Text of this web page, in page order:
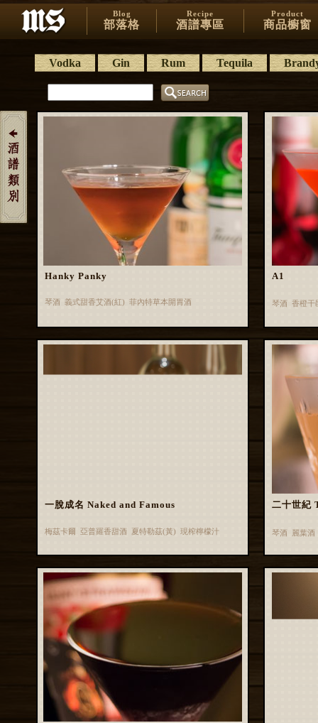
Blog
部落格
Recipe
酒譜專區
Product
商品櫥窗
Vodka Gin Rum Tequila
Hanky Panky
琴酒 義式甜香艾酒(紅) 菲內特草本開胃酒
A1
琴酒 香橙干
一脫成名 Naked and Famous
梅茲卡爾 亞普羅香甜酒 夏特勒茲(黃) 現榨檸檬汁
二十世紀
琴酒 麗葉酒